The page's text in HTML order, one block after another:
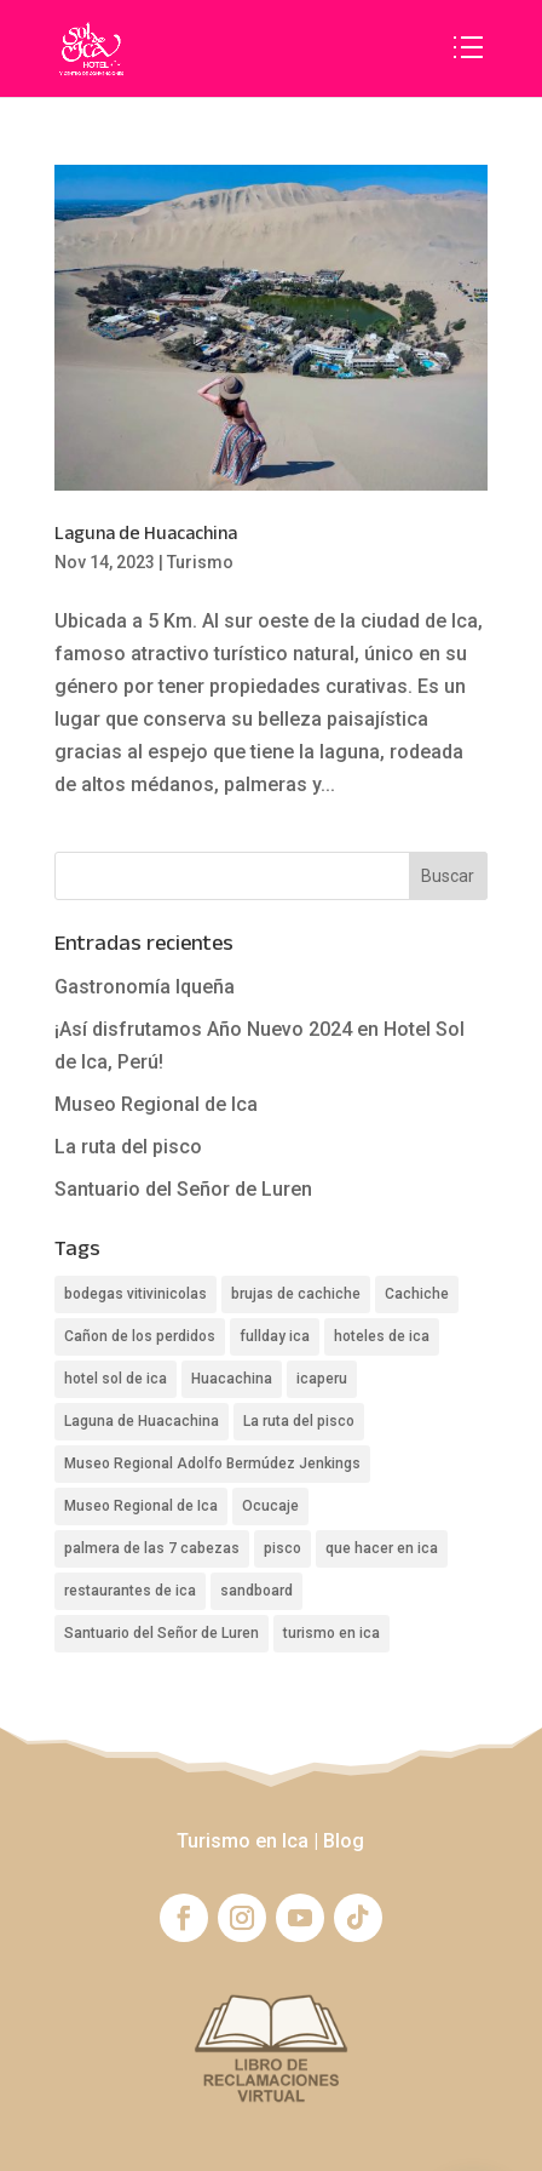
Laguna de Huacachina
Nov 14, 2023 Turismo
Ubicada a 5 Km. Al sur oeste de la ciudad de Ica,
famoso atractivo turístico natural, único en su
género por tener propiedades curativas. Es un
lugar que conserva su belleza paisajística
gracias al espejo que tiene la laguna, rodeada
de altos médanos, palmeras y...
Entradas recientes
Gastronomía Iqueña
¡Así disfrutamos Año Nuevo 2024 en Hotel Sol
de Ica, Perú!
Museo Regional de Ica
La ruta del pisco
Santuario del Señor de Luren
Tags
bodegas vitivinicolas brujas de cachiche Cachiche
Cañon de los perdidos fullday ica hoteles de ica
hotel sol de ica Huacachina icaperu
Laguna de Huacachina La ruta del pisco
Museo Regional Adolfo Bermúdez Jenkings
Museo Regional de Ica Ocucaje
palmera de las 7 cabezas pisco que hacer en ica
restaurantes de ica sandboard
Santuario del Señor de Luren turismo en ica
Turismo en Ica | Blog